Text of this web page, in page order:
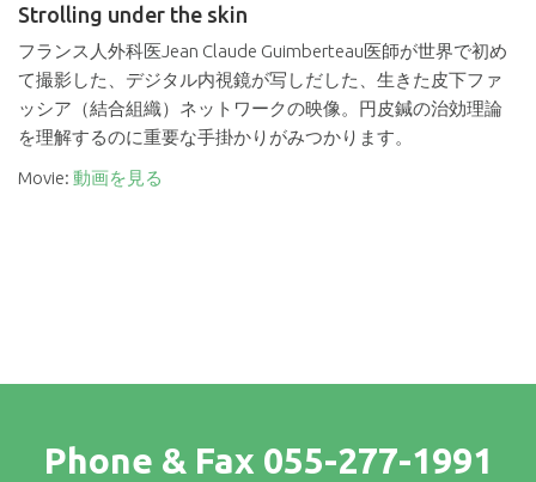
Strolling under the skin
フランス人外科医Jean Claude Guimberteau医師が世界で初め
て撮影した、デジタル内視鏡が写しだした、生きた皮下ファ
ッシア（結合組織）ネットワークの映像。円皮鍼の治効理論
を理解するのに重要な手掛かりがみつかります。
Movie: 動画を見る
Phone & Fax 055-277-1991